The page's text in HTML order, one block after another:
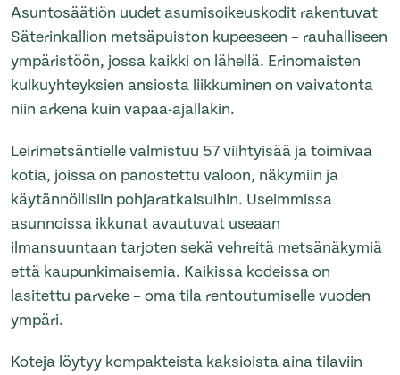
Asuntosäätiön uudet asumisoikeuskodit rakentuvat
Säterinkallion metsäpuiston kupeeseen – rauhalliseen
ympäristöön, jossa kaikki on lähellä. Erinomaisten
kulkuyhteyksien ansiosta liikkuminen on vaivatonta
niin arkena kuin vapaa-ajallakin.
Leirimetsäntielle valmistuu 57 viihtyisää ja toimivaa
kotia, joissa on panostettu valoon, näkymiin ja
käytännöllisiin pohjaratkaisuihin. Useimmissa
asunnoissa ikkunat avautuvat useaan
ilmansuuntaan tarjoten sekä vehreitä metsänäkymiä
että kaupunkimaisemia. Kaikissa kodeissa on
lasitettu parveke – oma tila rentoutumiselle vuoden
ympäri.
Koteja löytyy kompakteista kaksioista aina tilaviin